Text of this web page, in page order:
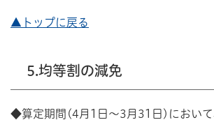
▲トップに戻る
5.均等割の減免
◆算定期間(4月1日～3月31日)において